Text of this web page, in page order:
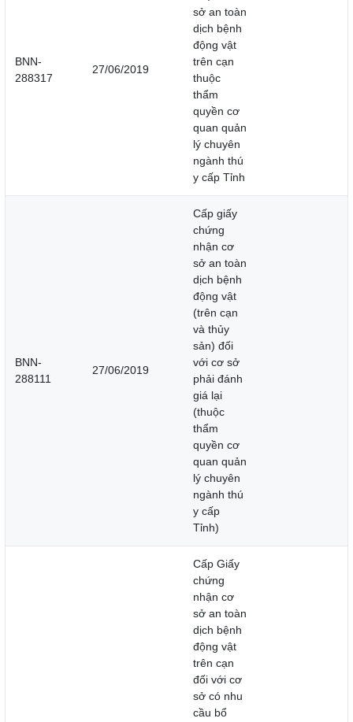
BNN-
288317
27/06/2019
sở an toàn
dịch bệnh
động vật
trên cạn
thuộc
thẩm
quyền cơ
quan quản
lý chuyên
ngành thú
y cấp Tỉnh
BNN-
288111
27/06/2019
Cấp giấy
chứng
nhận cơ
sở an toàn
dịch bệnh
động vật
(trên cạn
và thủy
sản) đối
với cơ sở
phải đánh
giá lại
(thuộc
thẩm
quyền cơ
quan quản
lý chuyên
ngành thú
y cấp
Tỉnh)
Cấp Giấy
chứng
nhận cơ
sở an toàn
dịch bệnh
động vật
trên cạn
đối với cơ
sở có nhu
cầu bổ